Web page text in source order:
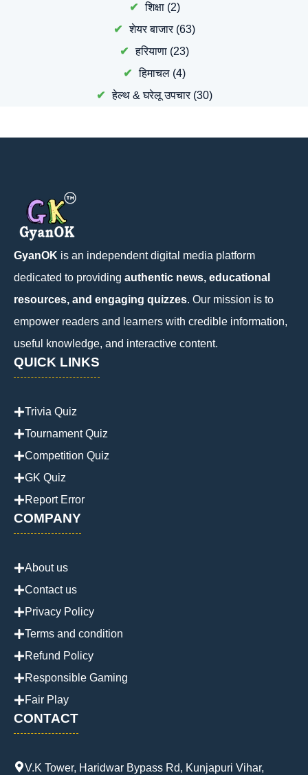
शिक्षा(2)
शेयर बाजार(63)
हरियाणा (23)
हिमाचल (4)
हेल्थ & घरेलू उपचार(30)
GyanOK is an independent digital media platform
dedicated to providing authentic news, educational
resources, and engaging quizzes. Our mission is to
empower readers and learners with credible information,
useful knowledge, and interactive content.
QUICK LINKS
Trivia Quiz
Tournament Quiz
Competition Quiz
GK Quiz
Report Error
COMPANY
About us
Contact us
Privacy Policy
Terms and condition
Refund Policy
Responsible Gaming
Fair Play
CONTACT
V.K Tower, Haridwar Bypass Rd, Kunjapuri Vihar,